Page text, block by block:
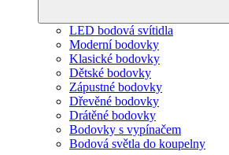
LED bodová svítidla
Moderní bodovky
Klasické bodovky
Dětské bodovky
Zápustné bodovky
Dřevěné bodovky
Drátěné bodovky
Bodovky s vypínačem
Bodová světla do koupelny